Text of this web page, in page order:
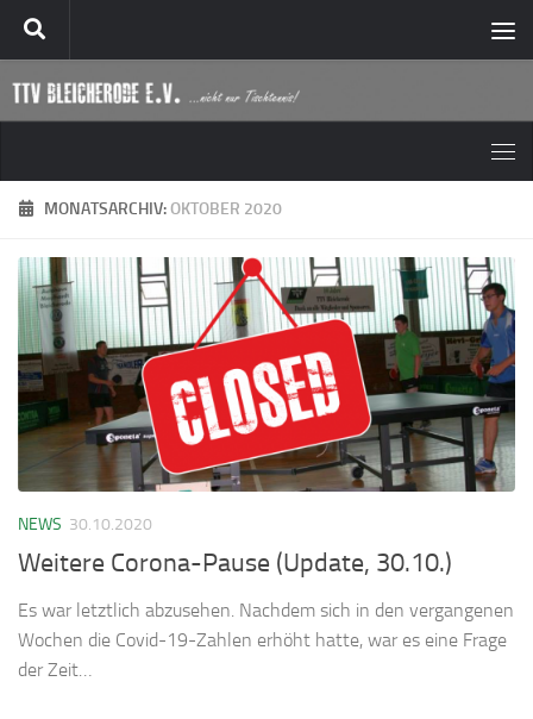
Zum Inhalt springen
MONATSARCHIV:OKTOBER 2020
NEWS 30.10.2020
Weitere Corona-Pause (Update, 30.10.)
Es war letztlich abzusehen. Nachdem sich in den vergangenen
Wochen die Covid-19-Zahlen erhöht hatte, war es eine Frage
der Zeit…